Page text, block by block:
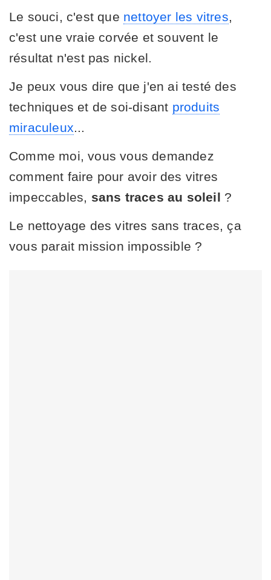
Le souci, c'est que nettoyer les vitres
c'est une vraie corvée et souvent le
résultat n'est pas nickel.
Je peux vous dire que j'en ai testé des
techniques et de soi-disant produits
miraculeux
Comme moi, vous vous demandez
comment faire pour avoir des vitres
impeccables, sans traces au soleil ?
Le nettoyage des vitres sans traces, ça
vous parait mission impossible ?